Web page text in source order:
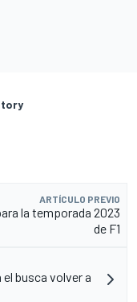
ARTÍCULO PREVIO
la temporada 2023
de F1
busca volver a